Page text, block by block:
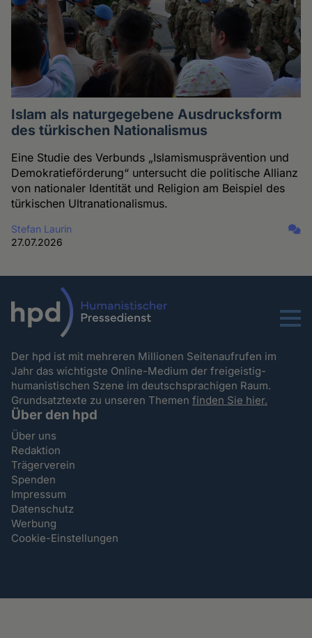
Islam als naturgegebene Ausdrucksform
des türkischen Nationalismus
Eine Studie des Verbunds „Islamismusprävention und
Demokratieförderung“ untersucht die politische Allianz
von nationaler Identität und Religion am Beispiel des
türkischen Ultranationalismus.
Stefan Laurin
27.07.2026
Menu
Der hpd ist mit mehreren Millionen Seitenaufrufen im
Jahr das wichtigste Online-Medium der freigeistig-
humanistischen Szene im deutschsprachigen Raum.
Grundsatztexte zu unseren Themenfinden Sie hier.
Über den hpd
Über uns
Redaktion
Trägerverein
Spenden
Impressum
Datenschutz
Werbung
Cookie-Einstellungen